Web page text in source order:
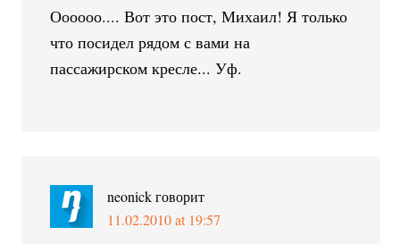
Оооооо.... Вот это пост, Михаил! Я только
что посидел рядом с вами на
пассажирском кресле... Уф.
neonick говорит
11.02.2010 at 19:57